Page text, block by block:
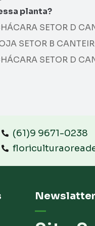
planta?
SETOR D
SETOR B
SETOR D
(61)9 9671-0238
Newslatter